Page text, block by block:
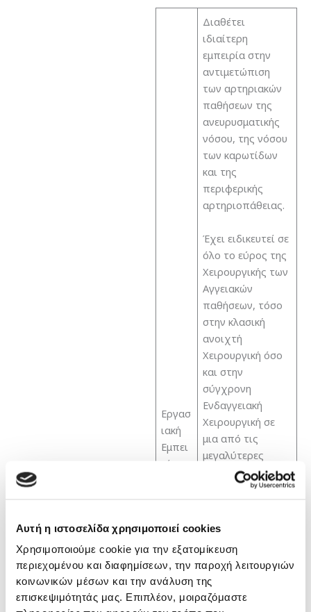
Αυτή η ιστοσελίδα χρησιμοποιεί cookies
Χρησιμοποιούμε cookie για την εξατομίκευση
περιεχομένου και διαφημίσεων, την παροχή λειτουργιών
κοινωνικών μέσων και την ανάλυση της
επισκεψιμότητάς μας. Επιπλέον, μοιραζόμαστε
Εργασ
ιακή
Εμπει
ρία:
Διαθέτει
ιδιαίτερη
εμπειρία στην
αντιμετώπιση
των αρτηριακών
παθήσεων της
ανευρυσματικής
νόσου, της νόσου
των καρωτίδων
και της
περιφερικής
αρτηριοπάθειας.
Έχει ειδικευτεί σε
όλο το εύρος της
Χειρουργικής των
Αγγειακών
παθήσεων, τόσο
στην κλασική
ανοιχτή
Χειρουργική όσο
και στην
σύγχρονη
Ενδαγγειακή
Χειρουργική σε
μια από τις
μεγαλύτερες
Αγγειοχειρουργικ
ές κλινικές της
Κωνσταντοπούλε
Ν. Ιωνίας “Αγία
Όλγα” στην
Αθήνα.